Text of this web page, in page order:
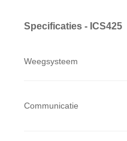
Specificaties - ICS425
Weegsysteem
Communicatie